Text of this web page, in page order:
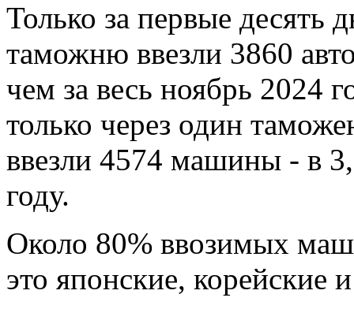
Только за первые десять
таможню ввезли 3860
чем за весь ноябрь 2024
только через один
ввезли 4574 машины - в
году.
Около 80% ввозимых
это японские, корейские